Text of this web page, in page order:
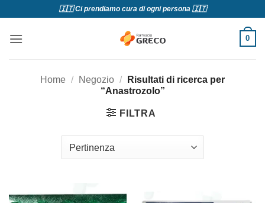
contenuti
🇮🇹 Ci prendiamo cura di ogni persona 🇮🇹
0
Home / Negozio /
Risultati di ricerca per
“Anastrozolo”
FILTRA